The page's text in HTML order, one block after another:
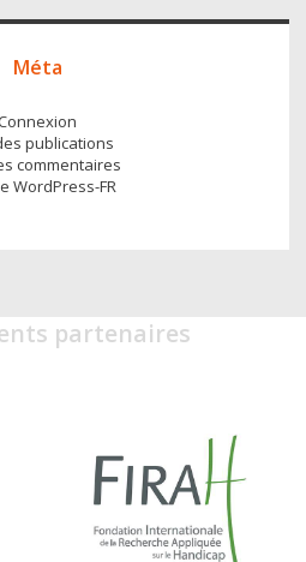
Méta
publications
commentaires
WordPress-FR
partenaires